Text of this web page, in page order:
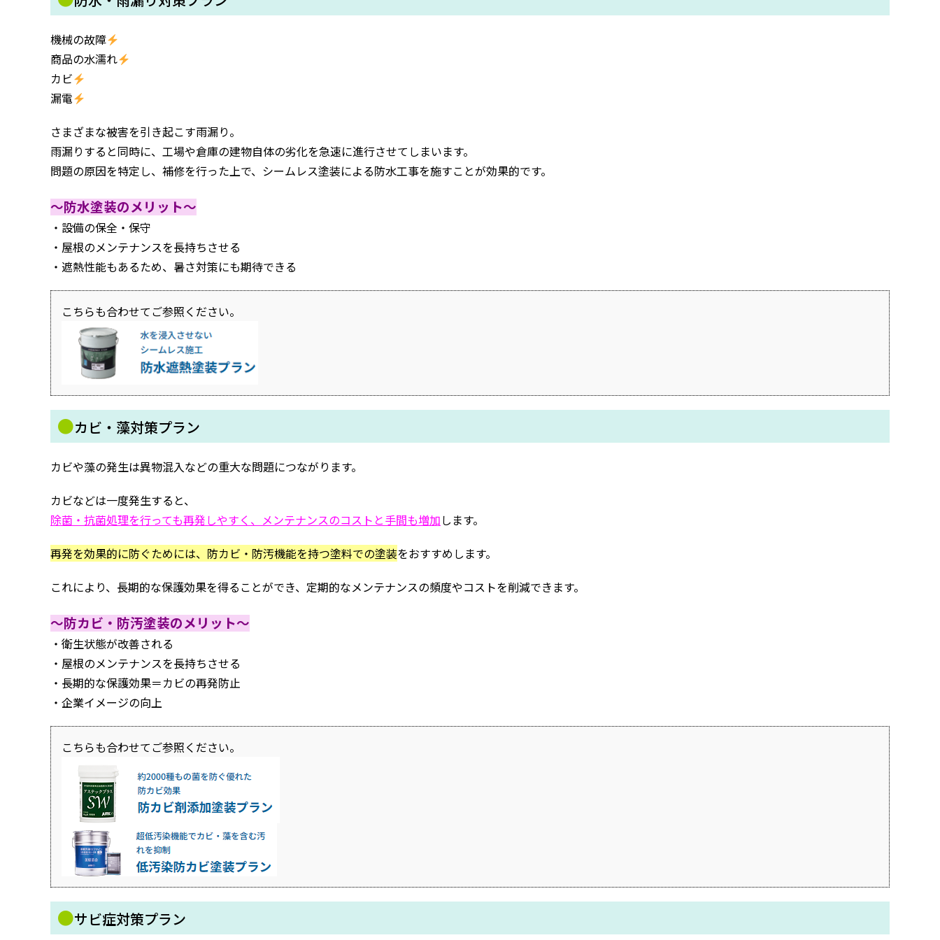
機械の故障
商品の水濡れ
カビ
漏電
さまざまな被害を引き起こす雨漏り。
雨漏りすると同時に、工場や倉庫の建物自体の劣化を急速に進行させてしまいます。
問題の原因を特定し、補修を行った上で、シームレス塗装による防水工事を施すことが効果的です。
～防水塗装のメリット～
・設備の保全・保守
・屋根のメンテナンスを長持ちさせる
・遮熱性能もあるため、暑さ対策にも期待できる
こちらも合わせてご参照ください。
●カビ・藻対策プラン
カビや藻の発生は異物混入などの重大な問題につながります。
カビなどは一度発生すると、
除菌・抗菌処理を行っても再発しやすく、メンテナンスのコストと手間も増加します。
再発を効果的に防ぐためには、防カビ・防汚機能を持つ塗料での塗装をおすすめします。
これにより、長期的な保護効果を得ることができ、定期的なメンテナンスの頻度やコストを削減できます。
～防カビ・防汚塗装のメリット～
・衛生状態が改善される
・屋根のメンテナンスを長持ちさせる
・長期的な保護効果＝カビの再発防止
・企業イメージの向上
こちらも合わせてご参照ください。
●サビ症対策プラン